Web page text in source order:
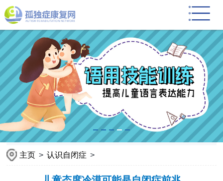
主页 > 认识自闭症 >